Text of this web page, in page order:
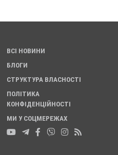
ВСІ НОВИНИ
БЛОГИ
СТРУКТУРА ВЛАСНОСТІ
ПОЛІТИКА
КОНФІДЕНЦІЙНОСТІ
МИ У СОЦМЕРЕЖАХ